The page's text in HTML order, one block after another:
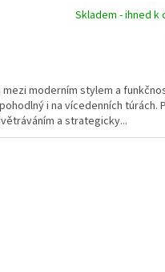
Skladem - ihned k
mezi moderním stylem a
i na vícedenních túrách.
a strategicky...